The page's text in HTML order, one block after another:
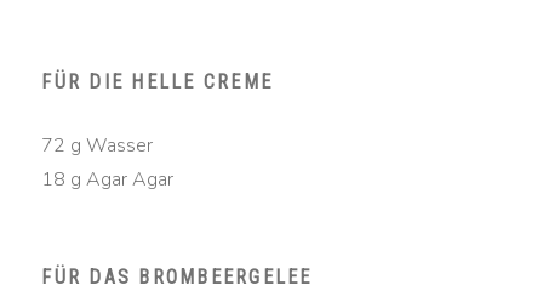
FÜR DIE HELLE CREME
72 g Wasser
18 g Agar Agar
FÜR DAS BROMBEERGELEE